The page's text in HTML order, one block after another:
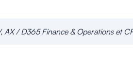
AX / D365 Finance & Operations et